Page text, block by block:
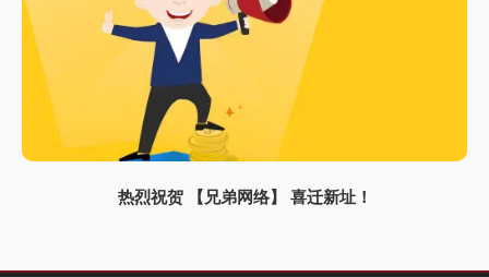
热烈祝贺 【兄弟网络】 喜迁新址！